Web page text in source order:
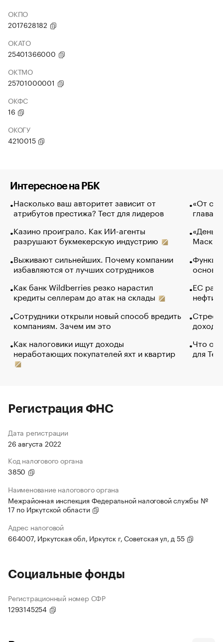
ОКПО
2017628182
ОКАТО
25401366000
ОКТМО
25701000001
ОКФС
16
ОКОГУ
4210015
Интересное на РБК
Насколько ваш авторитет зависит от
атрибутов престижа? Тест для лидеров
Казино проиграло. Как ИИ-агенты
разрушают букмекерскую индустрию
Выживают сильнейших. Почему компании
избавляются от лучших сотрудников
Как банк Wildberries резко нарастил
кредиты селлерам до атак на склады
Сотрудники открыли новый способ вредить
компаниям. Зачем им это
Как налоговики ищут доходы
неработающих покупателей яхт и квартир
«От
глава
Маск в
основ
ЕС
нефти
Что
для
Регистрация ФНС
Дата регистрации
26 августа 2022
Код налогового органа
3850
Наименование налогового органа
Межрайонная инспекция Федеральной налоговой службы №
17 по Иркутской области
Адрес налоговой
664007, Иркутская обл, Иркутск г, Советская ул, д 55
Социальные фонды
Регистрационный номер СФР
1293145254